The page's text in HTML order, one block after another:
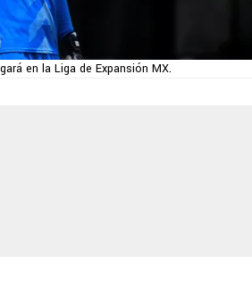
en la Liga de Expansión MX.